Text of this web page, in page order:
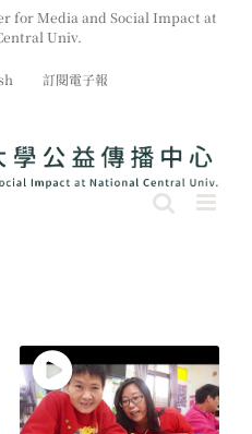
for Media and Social Impact at
Univ.
訂閱電子報